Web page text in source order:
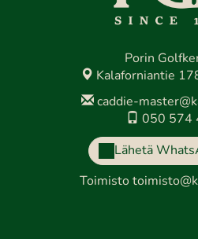
Porin
Kalaforniantie
caddie-
050 574
Lähetä
Toimisto